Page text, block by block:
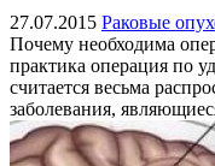
27.07.2015 Раковые
Почему необходима
практика операция по
считается весьма
заболевания,